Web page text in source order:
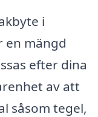
i
en mängd
efter dina
av att
såsom tegel,